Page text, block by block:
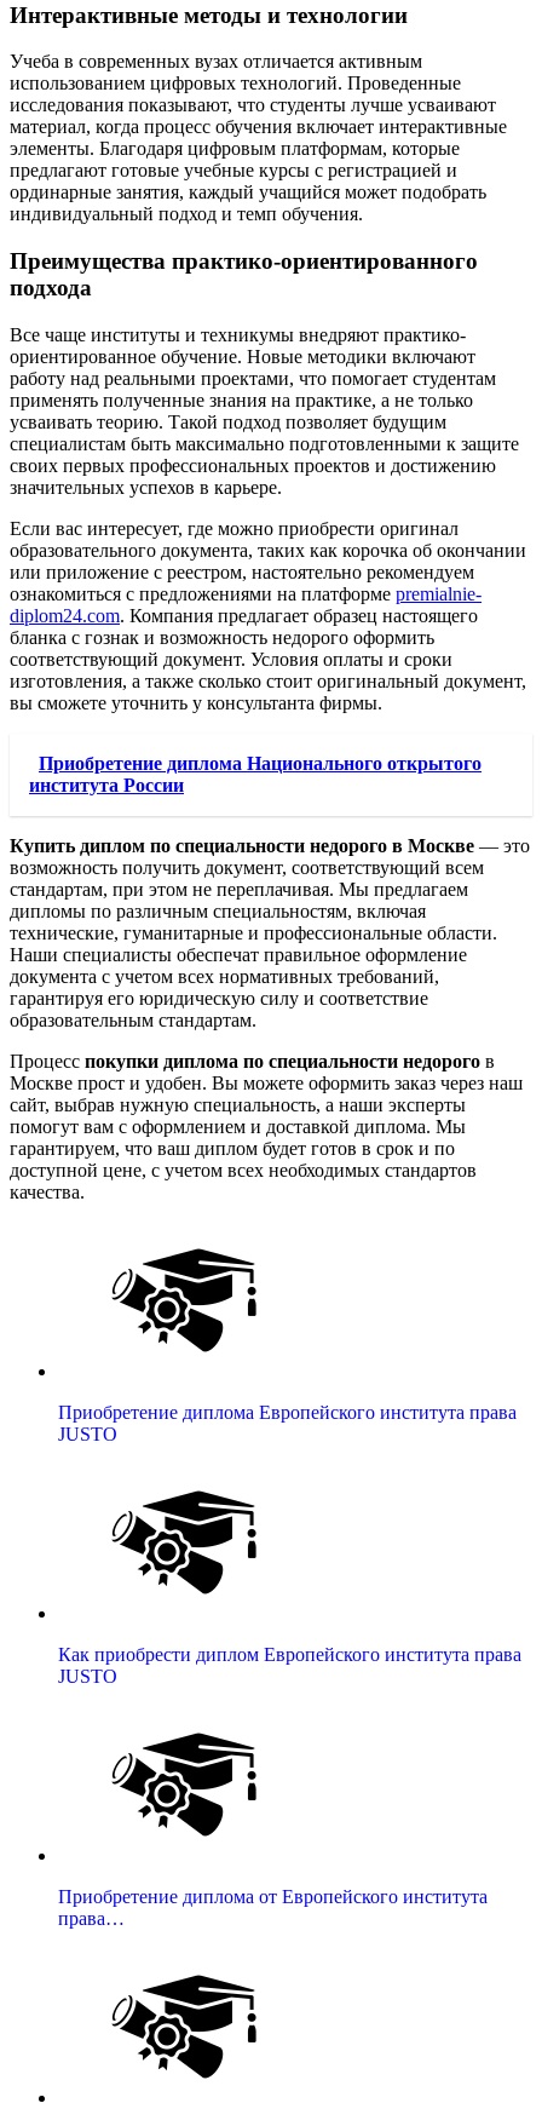
Интерактивные методы и технологии
Учеба в современных вузах отличается активным
использованием цифровых технологий. Проведенные
исследования показывают, что студенты лучше усваивают
материал, когда процесс обучения включает интерактивные
элементы. Благодаря цифровым платформам, которые
предлагают готовые учебные курсы с регистрацией и
ординарные занятия, каждый учащийся может подобрать
индивидуальный подход и темп обучения.
Преимущества практико-ориентированного
подхода
Все чаще институты и техникумы внедряют практико-
ориентированное обучение. Новые методики включают
работу над реальными проектами, что помогает студентам
применять полученные знания на практике, а не только
усваивать теорию. Такой подход позволяет будущим
специалистам быть максимально подготовленными к защите
своих первых профессиональных проектов и достижению
значительных успехов в карьере.
Если вас интересует, где можно приобрести оригинал
образовательного документа, таких как корочка об окончании
или приложение с реестром, настоятельно рекомендуем
ознакомиться с предложениями на платформе premialnie-
diplom24.com. Компания предлагает образец настоящего
бланка с гознак и возможность недорого оформить
соответствующий документ. Условия оплаты и сроки
изготовления, а также сколько стоит оригинальный документ,
вы сможете уточнить у консультанта фирмы.
Приобретение диплома Национального открытого
института России
Купить диплом по специальности недорого в Москве — это
возможность получить документ, соответствующий всем
стандартам, при этом не переплачивая. Мы предлагаем
дипломы по различным специальностям, включая
технические, гуманитарные и профессиональные области.
Наши специалисты обеспечат правильное оформление
документа с учетом всех нормативных требований,
гарантируя его юридическую силу и соответствие
образовательным стандартам.
Процесс покупки диплома по специальности недорого в
Москве прост и удобен. Вы можете оформить заказ через наш
сайт, выбрав нужную специальность, а наши эксперты
помогут вам с оформлением и доставкой диплома. Мы
гарантируем, что ваш диплом будет готов в срок и по
доступной цене, с учетом всех необходимых стандартов
качества.
Приобретение диплома Европейского института права
JUSTO
Как приобрести диплом Европейского института права
JUSTO
Приобретение диплома от Европейского института
права…